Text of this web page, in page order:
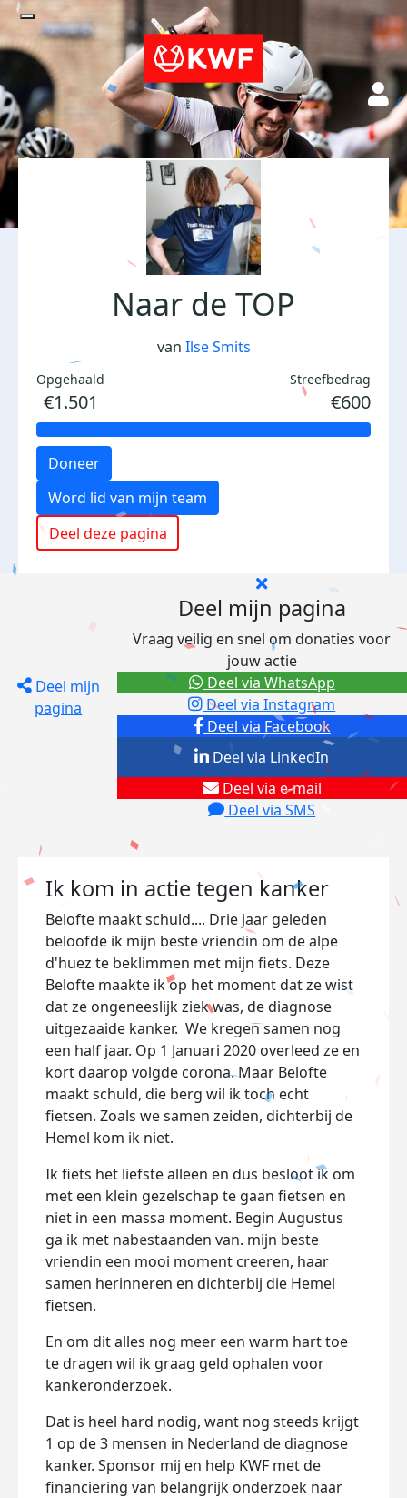
Naar de TOP
van Ilse Smits
Opgehaald
€1.501
Streefbedrag
€600
Doneer
Word lid van mijn team
Deel deze pagina
Deel mijn
pagina
Deel mijn pagina
Vraag veilig en snel om donaties voor
jouw actie
Deel via Facebook
Deel via Instagram
Deel via e-mail
Deel via SMS
Deel via LinkedIn
Deel via WhatsApp
Ik kom in actie tegen kanker
Belofte maakt schuld.... Drie jaar geleden
beloofde ik mijn beste vriendin om de alpe
d'huez te beklimmen met mijn fiets. Deze
Belofte maakte ik op het moment dat ze wist
dat ze ongeneeslijk ziek was, de diagnose
uitgezaaide kanker. We kregen samen nog
een half jaar. Op 1 Januari 2020 overleed ze en
kort daarop volgde corona. Maar Belofte
maakt schuld, die berg wil ik toch echt
fietsen. Zoals we samen zeiden, dichterbij de
Hemel kom ik niet.
Ik fiets het liefste alleen en dus besloot ik om
met een klein gezelschap te gaan fietsen en
niet in een massa moment. Begin Augustus
ga ik met nabestaanden van. mijn beste
vriendin een mooi moment creeren, haar
samen herinneren en dichterbij die Hemel
fietsen.
En om dit alles nog meer een warm hart toe
te dragen wil ik graag geld ophalen voor
kankeronderzoek.
Dat is heel hard nodig, want nog steeds krijgt
1 op de 3 mensen in Nederland de diagnose
kanker. Sponsor mij en help KWF met de
financiering van belangrijk onderzoek naar